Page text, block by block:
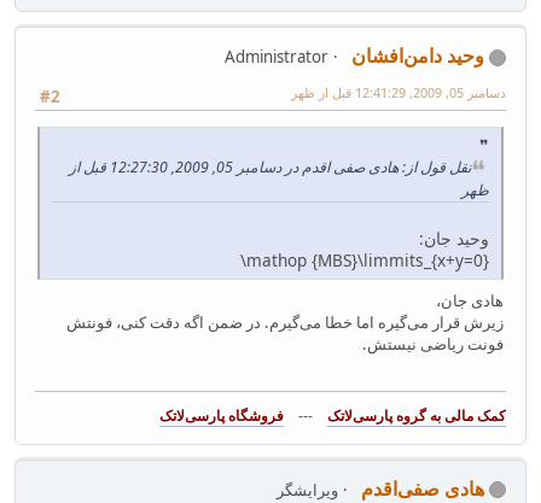
وحید دامن‌افشان
Administrator
#2
دسامبر 05, 2009, 12:41:29 قبل از ظهر
نقل قول از: هادی صفی اقدم در دسامبر 05, 2009, 12:27:30 قبل از
ظهر
وحید جان:
‎\mathop‎ ‎{MBS‎‎‎‎‎}\limmits_{x+‎y=0‎‎}‎
هادی جان،
زیرش قرار می‌گیره اما خطا می‌گیرم. در ضمن اگه دقت کنی، فونتش
فونت ریاضی نیستش.
--- فروشگاه پارسی‌لاتک‎
هادی صفی‌اقدم
ویرایشگر